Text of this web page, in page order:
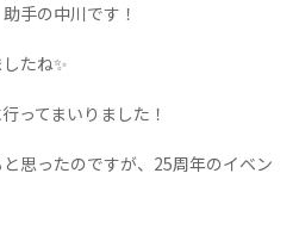
手の中川です！
たね✨
ってまいりました！
思ったのですが、25周年のイベン